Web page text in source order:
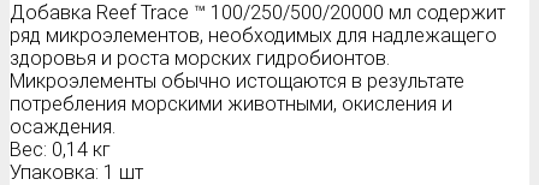
Добавка Reef Trace ™ 100/250/500/20000 мл содержит
ряд микроэлементов, необходимых для надлежащего
здоровья и роста морских гидробионтов.
Микроэлементы обычно истощаются в результате
потребления морскими животными, окисления и
осаждения.
Вес: 0,14 кг
Упаковка: 1 шт